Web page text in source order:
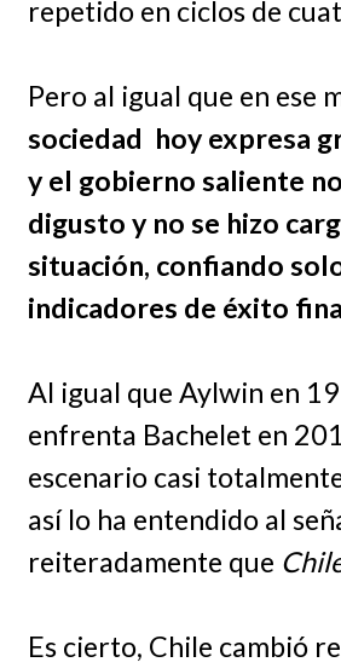
repetido en ciclos de
Pero al igual que en ese
sociedad hoy expresa
y el gobierno saliente
digusto y no se hizo
situación, confiando
indicadores de éxito
Al igual que Aylwin en
enfrenta Bachelet en
escenario casi
así lo ha entendido al
reiteradamente que 
Es cierto, Chile cambió